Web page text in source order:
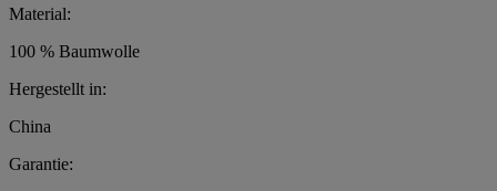
Material:
100 % Baumwolle
Hergestellt in:
China
Garantie: